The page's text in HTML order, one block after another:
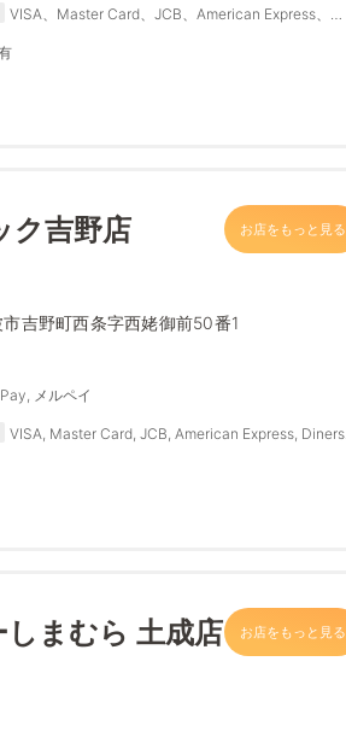
VISA、Master Card、JCB、American Express、
ク吉野店 お店をもっと見る
吉野町西条字西姥御前50番1
メルペイ
VISA, Master Card, JCB, American Express, Diners
まむら 土成店 お店をもっと見る